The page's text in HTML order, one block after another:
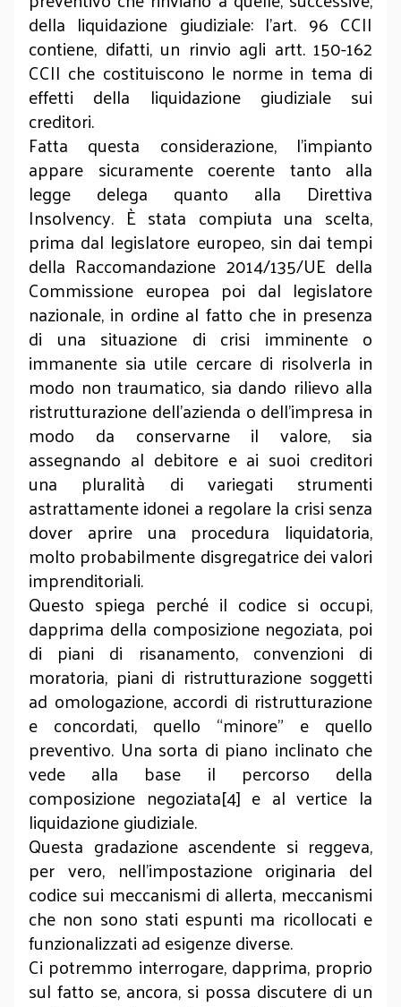
della liquidazione giudiziale: l’art. 96 CCII
contiene, difatti, un rinvio agli artt. 150-162
CCII che costituiscono le norme in tema di
effetti della liquidazione giudiziale sui
creditori.
Fatta questa considerazione, l’impianto
appare sicuramente coerente tanto alla
legge delega quanto alla Direttiva
Insolvency. È stata compiuta una scelta,
prima dal legislatore europeo, sin dai tempi
della Raccomandazione 2014/135/UE della
Commissione europea poi dal legislatore
nazionale, in ordine al fatto che in presenza
di una situazione di crisi imminente o
immanente sia utile cercare di risolverla in
modo non traumatico, sia dando rilievo alla
ristrutturazione dell’azienda o dell’impresa in
modo da conservarne il valore, sia
assegnando al debitore e ai suoi creditori
una pluralità di variegati strumenti
astrattamente idonei a regolare la crisi senza
dover aprire una procedura liquidatoria,
molto probabilmente disgregatrice dei valori
imprenditoriali.
Questo spiega perché il codice si occupi,
dapprima della composizione negoziata, poi
di piani di risanamento, convenzioni di
moratoria, piani di ristrutturazione soggetti
ad omologazione, accordi di ristrutturazione
e concordati, quello “minore” e quello
preventivo. Una sorta di piano inclinato che
vede alla base il percorso della
composizione negoziata[4] e al vertice la
liquidazione giudiziale.
Questa gradazione ascendente si reggeva,
per vero, nell’impostazione originaria del
codice sui meccanismi di allerta, meccanismi
che non sono stati espunti ma ricollocati e
funzionalizzati ad esigenze diverse.
Ci potremmo interrogare, dapprima, proprio
sul fatto se, ancora, si possa discutere di un